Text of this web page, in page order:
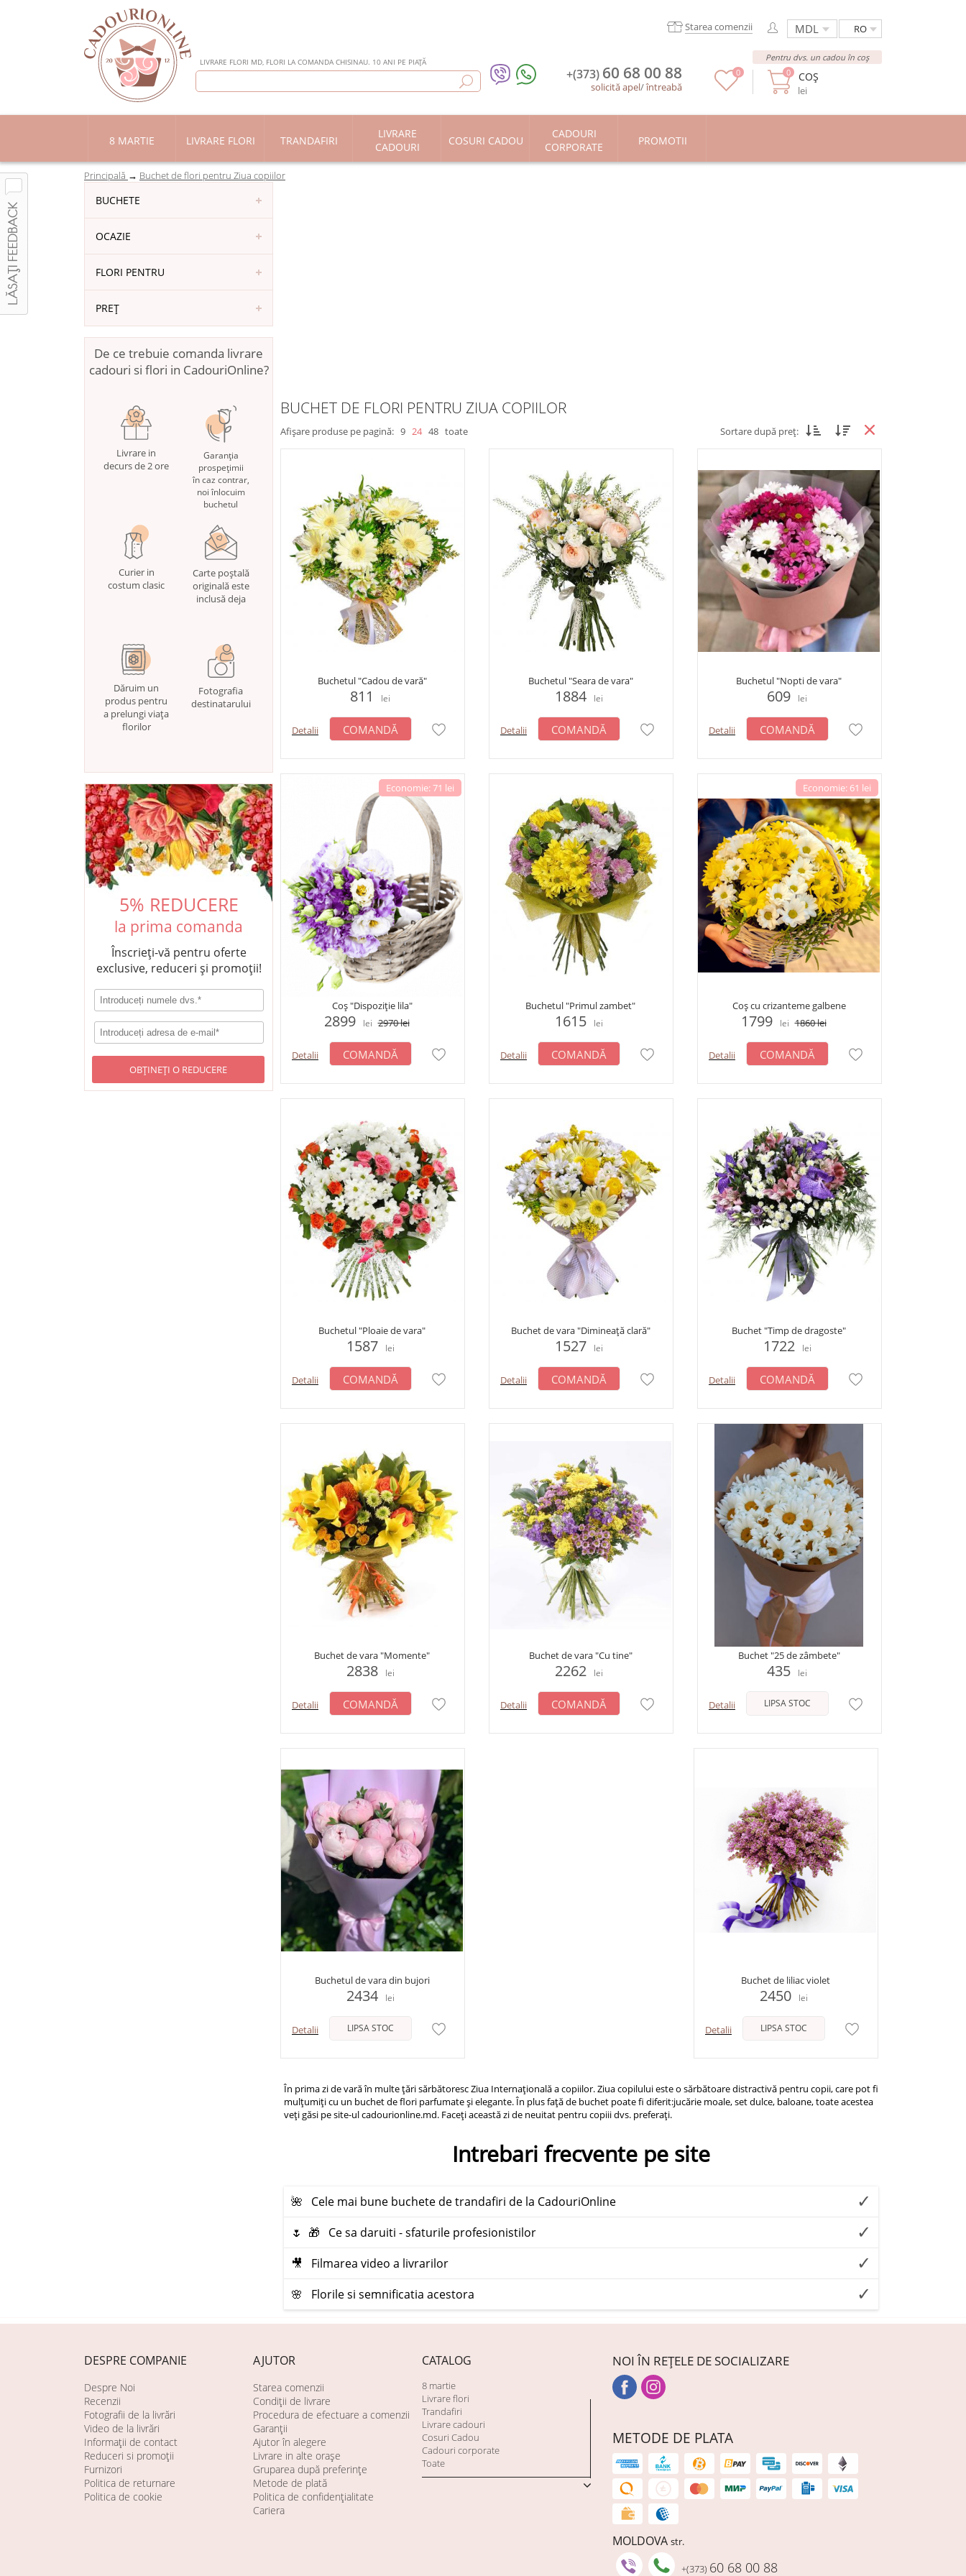
LIVRARE FLORI MD, FLORI LA COMANDA CHISINAU. 10 ANI PE PIAȚĂ
RO
Starea comenzii
COȘ
lei
0
Pentru dvs. un cadou în coș
0
+(373) 60 68 00 88
solicită apel/întreabă
8 MARTIE LIVRARE FLORI TRANDAFIRI
LIVRARE
CADOURI
COSURI CADOU
CADOURI
CORPORATE
PROMOTII
Principală Buchet de flori pentru Ziua copiilor
BUCHETE
OCAZIE
FLORI PENTRU
PREȚ
De ce trebuie comanda livrare
cadouri si flori in CadouriOnline?
Livrare in
decurs de 2 ore
Garanția
prospețimii
în caz contrar,
noi înlocuim
buchetul
Curier in
costum clasic
Carte poștală
originală este
inclusă deja
Dăruim un
produs pentru
a prelungi viața
florilor
Fotografia
destinatarului
5% REDUCERE
la prima comanda
Înscrieți-vă pentru oferte
exclusive, reduceri și promoții!
OBȚINEȚI O REDUCERE
BUCHET DE FLORI PENTRU ZIUA COPIILOR
Afișare produse pe pagină: 9 24 48 toate Sortare după preț:
Buchetul "Cadou de vară"
811 lei
Detalii COMANDĂ
Buchetul "Seara de vara"
1884 lei
Detalii COMANDĂ
Buchetul "Nopti de vara"
609 lei
Detalii COMANDĂ
Economie: 71 lei
Coș "Dispoziție lila"
2899 lei 2970lei
Detalii COMANDĂ
Buchetul "Primul zambet"
1615 lei
Detalii COMANDĂ
Economie: 61 lei
Coș сu crizanteme galbene
1799 lei 1860lei
Detalii COMANDĂ
Buchetul "Ploaie de vara"
1587 lei
Detalii COMANDĂ
Buchet de vara "Dimineață clară"
1527 lei
Detalii COMANDĂ
Buchet "Timp de dragoste"
1722 lei
Detalii COMANDĂ
Buchet de vara "Momente"
2838 lei
Detalii COMANDĂ
Buchet de vara "Cu tine"
2262 lei
Detalii COMANDĂ
Buchet "25 de zâmbete"
435 lei
Detalii LIPSA STOC
Buchetul de vara din bujori
2434 lei
Detalii LIPSA STOC
Buchet de liliac violet
2450 lei
Detalii LIPSA STOC
În prima zi de vară în multe țări sărbătoresc Ziua Internațională a copiilor. Ziua copilului este o sărbătoare distractivă pentru copii, care pot fi
mulțumiți cu un buchet de flori parfumate și elegante. În plus față de buchet poate fi diferit:jucărie moale, set dulce, baloane, toate acestea
veți găsi pe site-ul cadourionline.md. Faceți această zi de neuitat pentru copiii dvs. preferați.
Intrebari frecvente pe site
🌺 Cele mai bune buchete de trandafiri de la CadouriOnline
🌷 🎁 Ce sa daruiti - sfaturile profesionistilor
🎥 Filmarea video a livrarilor
🌸 Florile si semnificatia acestora
DESPRE COMPANIE
Despre Noi
Recenzii
Fotografii de la livrări
Video de la livrări
Informații de contact
Reduceri si promoții
Furnizori
Politica de returnare
Politica de cookie
AJUTOR
Starea comenzii
Condiții de livrare
Procedura de efectuare a comenzii
Garanții
Ajutor în alegere
Livrare in alte orașe
Gruparea după preferințe
Metode de plată
Politica de confidențialitate
Cariera
CATALOG
8 martie
Livrare flori
Trandafiri
Livrare cadouri
Cosuri Cadou
Cadouri corporate
Toate
NOI ÎN REȚELE DE SOCIALIZARE
METODE DE PLATA
MOLDOVA str.
+(373) 60 68 00 88